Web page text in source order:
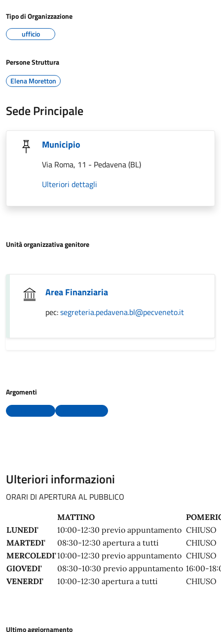
Tipo di Organizzazione
ufficio
Persone Struttura
Elena Moretton
Sede Principale
Municipio
Via Roma, 11 - Pedavena (BL)
Ulteriori dettagli
Unità organizzativa genitore
Area Finanziaria
pec:segreteria.pedavena.bl@pecveneto.it
Argomenti
Ulteriori informazioni
ORARI DI APERTURA AL PUBBLICO
MATTINO
LUNEDI'
10:00-12:30 previo appuntamento CHIUSO
MARTEDI'
08:30-12:30 apertura a tutti
CHIUSO
MERCOLEDI'10:00-12:30 previo appuntamento CHIUSO
GIOVEDI'
08:30-10:30 previo appuntamento 16:00-
VENERDI'
10:00-12:30 apertura a tutti CHIUSO
Ultimo aggiornamento